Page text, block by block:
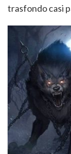
trasfondo casi